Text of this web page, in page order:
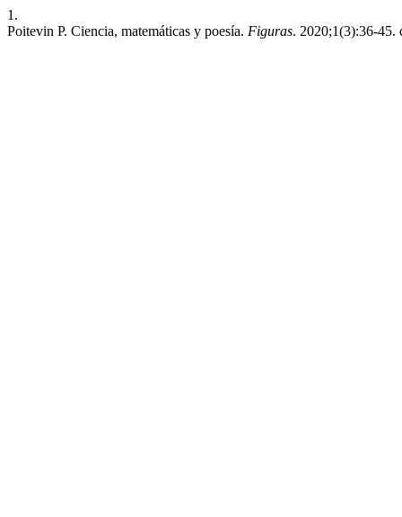
1.
Poitevin P. Ciencia, matemáticas y poesía. Figuras. 2020;1(3):36-45.